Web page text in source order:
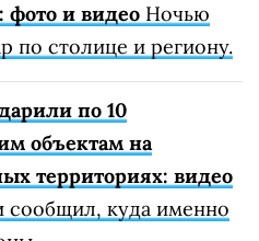
фото и видео Ночью
по столице и региону.
по 10
объектам на
территориях: видео
сообщил, куда именно